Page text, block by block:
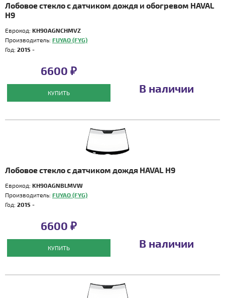
Лобовое стекло с датчиком дождя и обогревом HAVAL
H9
Еврокод: KH90AGNCHMVZ
Производитель: FUYAO (FYG)
Год: 2015 -
6600 ₽
КУПИТЬ В наличии
Лобовое стекло с датчиком дождя HAVAL H9
Еврокод: KH90AGNBLMVW
Производитель: FUYAO (FYG)
Год: 2015 -
6600 ₽
КУПИТЬ В наличии